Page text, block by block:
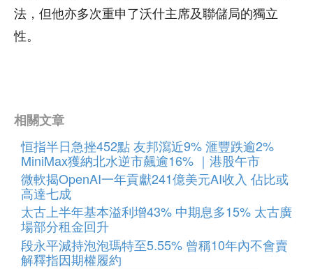
法，但他亦多次重申了沃什主席及聯儲局的獨立
性。
相關文章
恒指半日急挫452點 友邦瀉近9% 滙豐跌逾2%
MiniMax獲納北水逆市飆逾16% ｜港股午市
微軟揭OpenAI一年貢獻241億美元AI收入 佔比或
高達七成
太古上半年基本溢利增43% 中期息多15% 太古廣
場部分租金回升
段永平減持泡泡瑪特至5.55% 曾稱10年內不會賣
解釋指因期權履約